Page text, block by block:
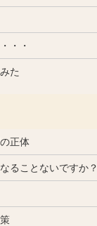
・・
た
正体
ることないですか？